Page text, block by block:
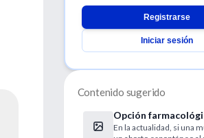
Registrarse
Iniciar sesión
Contenido sugerido
Opción
el aborto
En la actualidad, si una